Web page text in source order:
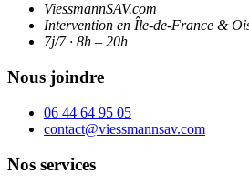
ViessmannSAV.com
Intervention en Île-de-France &
7j/7 · 8h – 20h
Nous joindre
06 44 64 95 05
contact@viessmannsav.com
Nos services